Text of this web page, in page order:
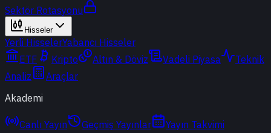
Sektör Rotasyonu
Hisseler
Yerli HisselerYabancı Hisseler
ETF
Kripto Altın & Döviz Vadeli Piyasa
Teknik
Analiz
Araçlar
Akademi
Canlı Yayın Geçmiş Yayınlar
Yayın Takvimi